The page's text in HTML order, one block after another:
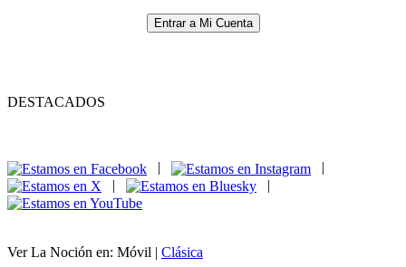
Entrar a Mi Cuenta
DESTACADOS
|
|
Ver La Noción en: Móvil | Clásica